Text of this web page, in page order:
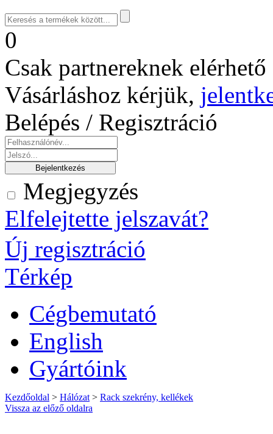
0
Csak partnereknek
Vásárláshoz kérjük,
Belépés / Regisztráció
Megjegyzés
Elfelejtette jelszavát?
Új regisztráció
Térkép
Cégbemutató
English
Gyártóink
Kezdőoldal > Hálózat > Rack szekrény, kellékek
Vissza az előző oldalra